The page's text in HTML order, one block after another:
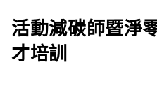
活動減碳師暨淨
才培訓